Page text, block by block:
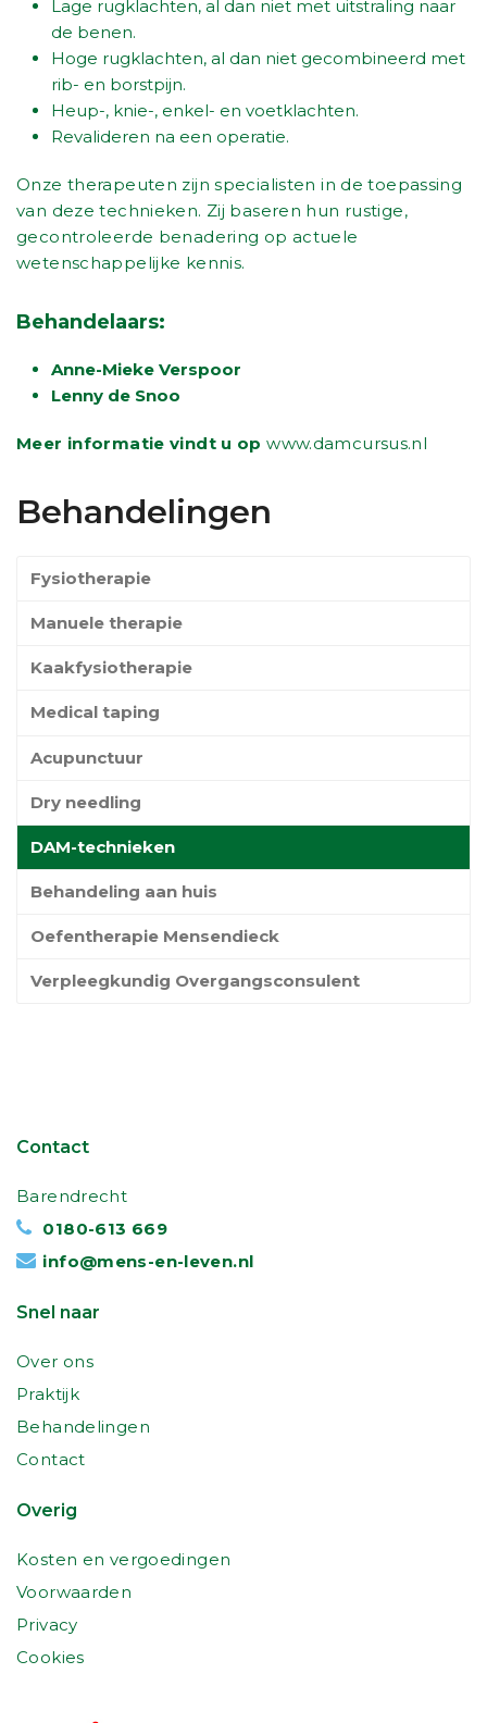
Lage rugklachten, al dan niet met uitstraling naar
de benen.
Hoge rugklachten, al dan niet gecombineerd met
rib- en borstpijn.
Heup-, knie-, enkel- en voetklachten.
Revalideren na een operatie.
Onze therapeuten zijn specialisten in de toepassing
van deze technieken. Zij baseren hun rustige,
gecontroleerde benadering op actuele
wetenschappelijke kennis.
Behandelaars:
Anne-Mieke Verspoor
Lenny de Snoo
Meer informatie vindt u opwww.damcursus.nl
Behandelingen
Fysiotherapie
Manuele therapie
Kaakfysiotherapie
Medical taping
Acupunctuur
Dry needling
DAM-technieken
Behandeling aan huis
Oefentherapie Mensendieck
Verpleegkundig Overgangsconsulent
Contact
Barendrecht
0180-613 669
info@mens-en-leven.nl
Snel naar
Over ons
Praktijk
Behandelingen
Contact
Overig
Kosten en vergoedingen
Voorwaarden
Privacy
Cookies